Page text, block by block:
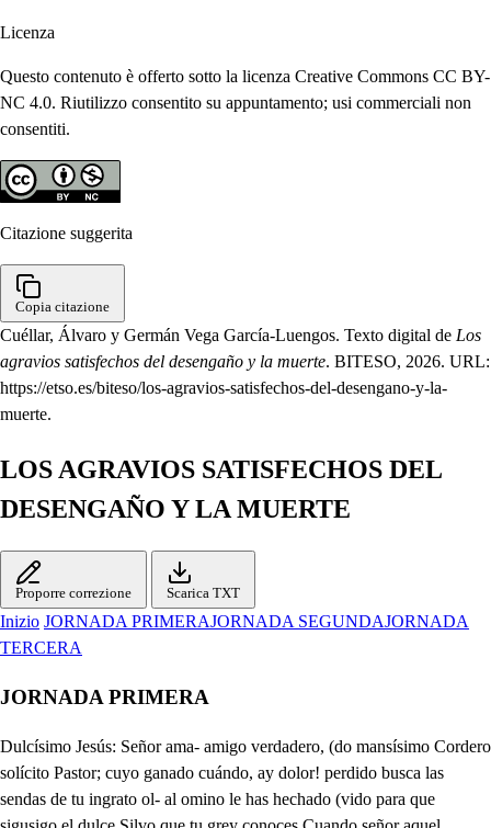
Licenza
Questo contenuto è offerto sotto la licenza Creative Commons CC BY-
NC 4.0. Riutilizzo consentito su appuntamento; usi commerciali non
consentiti.
Citazione suggerita
Copia citazione
Cuéllar, Álvaro y Germán Vega García-Luengos. Texto digital de Los
agravios satisfechos del desengaño y la muerte. BITESO, 2026. URL:
https://etso.es/biteso/los-agravios-satisfechos-del-desengano-y-la-
muerte.
LOS AGRAVIOS SATISFECHOS DEL
DESENGAÑO Y LA MUERTE
Proporre correzione Scarica TXT
Inizio JORNADA PRIMERAJORNADA SEGUNDAJORNADA
TERCERA
JORNADA PRIMERA
Dulcísimo Jesús: Señor ama- amigo verdadero, (do mansísimo Cordero solícito Pastor; cuyo ganado cuándo, ay dolor! perdido busca las sendas de tu ingrato ol- al omino le has hechado (vido para que sigusigo el dulce Silvo que tu grey conoces Cuando señor aquel Festivo día a esta mírmatuya Compañía sollí de llegilenque con voz decente alabe, y glor sqme eternamente la gran mi sencordia que has usado con quién en nada merecerla pudo? Pero si de esos Celestiales Coros los himnos, y los cánticos sonoros que eternamente tu deidad pre- escasamente explican (dican tu infinita bondad, y tu grandeza que puedo yo esperar de mi rudeza? Alábate tú pues! quién eres sea tu mayor alabanza; y por tus perfecciones las cultas, y las bárbaras Naciones desde la tumba de la nochefría, hasta las puertas cándidas del día con amoroso espanto tu nombre adoren, y publiquen Mas ay dolor! hay penar (Santo. que en continda cadena el Alma me aprisiona, y para ser mortal se perficciona; o que fiero martirio es del Alma, Señor, que bien te ver el torpe delirio; (quiere, en que viven (mal dije) en que mueren tal numero, sin número de gentes solo en ser contrati, no di erentes, como en el Mundo viven? Ya los que el baño celestial reciben del Sagrado Bautismo, del ciego barbarismo, sino apruebanlas obras las imira. Y de la Antoro a dela Fesagrada tan tivia está la liz, tan apagada, que los pueblos (ristianos sino lo son, partón de paganos. Y las obras, que aan de pregonar la lev, Ya que vivían son el más cierto indit de que su Dios en ellos o su vicio. Pues qué diré, Señor cuando el dese que en la mitad de azón poseo de tu mabar de tu deba asglorio me tueá la memoria La ignorancia, el error, la idolatria en que viven, o mueren aporfía tantas Naciones, tantas al mas tuyas. como pueblan los llenos de ese Mundo solo para obras buenas infecundo Que aquellas Almas, ay Señor que fueron aliento de tu espíritu sagrado, y objecto de tu amor, y de tú agrado, y para ser, se hicieron reparo de las Sillas que perdiero Los ingratos espíritus: que esas, con bárbaros ejemplos dediquen Aras, edifique Teplos; quemen Aromas; y consagren Cul- (tos a sacrílegos bultos del infernal Dragón que disfrazado en famas mil, que aún la razón condena, pide ser adorado, y lo consigue; hay pena; con infinitos daños de tantas Almas, como tiene en- gaños. Segunda vez no en agua, en fuego sí, de más ardientefra- gua como siempre será, y es, el pecado, el Mundo está anegado. No mira el Solen su veloz carrera ni el Mar baña rivera, ni peina e Viento pluma, ni pez corta en la Mar la blanca espuma, donde mires, Señor, iminaculado el corazón del hombre que has criado. Pues en que a de parar tal desvarío? o se ha de llegar tiempo, Señor mío en que abiertos los ojos llore el hombre su mal, y tus enojos? Ase ahorado, o quiede el Occeano infinil que procede de tus misericordias? da depon el Arco conque tiras tu rigor las viras, Soñor el Arco de concordias on Flechas de Amor, y de dul- curas; penetra el corazón de tus criatu ras. Arda el Mundo en tu Amor, el pecho humano, un volcán sea de tu gaero fuego, abra los ojos el que yerra ciego, adore firme el que procende vano. Nazcan flores diviras, donde brota van ásperas espinas, sople suave el céfiro templado donde bramaya el Aquisón habrado; y las iras del Mar embravecidas, miremos convertidas, en riquisimas fuentes de llanto de unos ojos penitentes. Lleguese el tiempo, pues, el Mu- do goce en tanta desventura, de Ventura. Cese una vida tan profana, y Vana. Cómo entre engaños la entre- Tiene. (tiene, y Cuando esta gente desterrada. Errada. Ah de vivir apercevida. Vida. Si hoy amas males se apercive, y Vive: Quieres Señor borrar el nombre Al Hombre. Para su desconsuelo, en este En este suelo. Parece que mis voces mene- voca el ano en esa roca, o con ellas Cosa se entro ̱u . Ventura vana tiene, errada vida vive el hombre en este suelo, ay de mí! Quién oyó. Yo. n. Válgame el Cielo. La vana gloria de la vanatio No sé que por mi apasad ni sé qué impulso secreto en el corazón me pone un saberano consuelo. Quién será aqueste prodigo aqueste milagro bello, que el corazón me a robado como antiguo, y como nuevo n. Parece que con su vista se han llegado a mis deseos, una segura esperanza, con un celestial sosiego. Qué modestia, y que dona que compostura, y que aseos, que honestidad tan oarbosa, y que beldad tan del Cielo. Si el era quien a mis voces le repetía los ecos? Gran ventura si unos fueran de los dos los pensamientos. Sin duda fueren sus voces, las que las mía liguieron; gran dicha siba los dos fueran concordes lo instrumentos. Quisier hablarle, y las ve me las detiene el respeto. Quisidia hablarla, y lo dudo arrolose, y no me atrevo. Sacallo falto a lo urbano, si hable esojo al silencio, o me ve Ella use deja, ce s hacer? valo ame el Ciel le tendrela: gran Brod mbro bello, dulce encanto, grande enigma, belo hermoso, que muestra, y que oculta un Cielo. Beldad cuvos explendores, (hijos en fin de un gran fuego) ciegan la vista, y apagan los más vivos pensamientos. Nuevo milagro en el Mundo, aunque abras de ser por serlo; como milagro, admirada, y inquirido como nuevo. Tú que con arte escondido sabes unir los extremos del donaire, y la modestia, de la virtud, y el cortejo. Quién eres? que aunque quien eres con verte estoy conociendo el saber decirlo, solo a ti es concedido hacerlo. No me respondéis? Gran Duque. A pártate ahora necio. Solo este Duque Cartujo trata al Placer con despego. No habláis? Pues por estas pocas, (no tiene un guijarro menos) que si se esconde el Placer? Ea cese ya el silencio. Hombra de la mala trampa, que debes sosún sospecho de ser hijo de la sombra, pues del Plaber que risueño te busca, huyo y buscas a quien ni el retro te avuelto. Lo que estás viendo preguntas, eres tú como el enfermo que al Doctor le preguntaya señor me duele el gergüero Si ella por torl junzara, vaya con Dios, fuera monos, porque encubres me advandeza de aquese cuerpo que mentiras dice un sastre; que hace preguntas un necio, que suspiros da una Morja, que dice una vieja cuentos, que tiene un rico quejosos, y que un linajudo abuelos. Porque lo primero eres Valenciano Caballero, que no hay más que ser, después de haber sido Padre Eterno. Eres Duque de Gandia, Marqués de Lomvay Excelso, Trece del Orden Ilustre, del Santo Apostol Gallego. Menino un tiempo en Palacio; Virrey glorioso, otro tiempo Catalán: y sobretodo que en ese invencible pecho la sangre del guinto Carlos, sus glorias está latiendo, eres en fin. No prosigas Flacer, que dejas de serlo, y pasas ha adulación. Hay más donoso embeleco? Dígame Doña Melindre quién la mete a usted en eso? Pregúntale este otro, y calla, y viene adarme consejos, Vete, pues. que me replace, no hemos de reñir por ello; digo que me voy, y digo que voy a acabar el cuento en casa de uno que ha dado en que es grande Caballero, y si él se enojaré digan que yo soy el majadero. Es posible que no alcancen por cortesta mis ruegos que merespondáis? sin duda incluye grande misterio en vos, o ermirgras se enigma, tan desviado sinci Ea po En vano intentas señor lograr tus deseos, porque no ha de responderte. Saber la ocasión deseo. La pregunta es que le haces, Pues qué tiene? Por que siendo que te diga quien es, tiene propósito firme hecho de no hablar de si dejando a que sus procedimientos sean la voz que publiquen el milagroso Portento. Y el soberano prodigio que en ella a incluido el Cielo a tus ojos, pues pregunta lo que miraren, y en ellos tendrás el seguro informe que pretendes, advirtiendo; que sus obras no has de verlas con el sentido grosero de los ojos de este Mundo; sino en el puro reflejo que reverberán miradas en los Cristales del Cielo. Es como el Sol, cuyos rayos aunque de influencias llenos entrega al Mundora su vista nunca quieres concederlos, Y si en el Cristal concede, una breve sombra de ellos, es por ser del Desengaño, sin bolo claro el espejo. Con tus voces Desengaño, llenas de tantos misterios, han desmayado, y crecido, mis esperanzas a un tiempo. Porque quien de tal milagro no querrá ver los secretos, y quien tan clara la vista puede tener para verlos. Pero supuesto que tú, tan informado, y tan diestro estas en quien es, que de ella, hablas con tan grande acier A ti Desengaño, a ti, con mi pretensión apelo; sácame de dudas tantas, Arelo, señor, arelo, escucha pues. No prosigas, que serán tus voces riesgo donde la Humildad peligre, Humildad amiga. El Cielo Compañía de Jesús te guarde. Saber deseo. Dónde vas? Vengo por ti. Qué me quieres? Qué te quiero? Sígueme, Dónde me llevas? Segura vas. Yo lo creo, pero estaba aquí gustosa. Suele ser dulce el veneno? No te entiendo. No lo extraño. Tuya soy. Asilo creo? y por eso estas segura, Gran señor oisarde os el Cielo Desengaño, cua me enseñas de lo que he visto? Al momento señor; que de sus costumbres, te quise harler un diseño. Humildad que desde niña es a contiduo Maestro se la llevó rosplando con pruden somo acuerdo, que su Humildad peligraba si escuchaba sus empleos, Gran prudencia; Pasma a el Mundo. Rara obediencia; Es portento. Gran prevención; Es milagro. Fortaleza grande! ̱. Es cierto. Responde pues a mi duda, que es mayor cuanto más veo. Digo señor: si es que puede decirse lo que es inmenso, Esta hermosura divina gran señor, que como hechizo por los ojos se te ha entrado a robarte tus sentidos. Compañía de Jesús, es su nombre, peregrino consejo de su Gran Padre, que conociendo advertido. Ser obra del Cielo toda, prudentemente; no quiso, que a obra celestial, se dieran terrenales a pellidos. Derogándole los fueros al común usado estilo del nacer nació, Gigante, gran don del Cielo que quiso, Anunciarla, y defenderla de un en vidiose peligro, conque al nacer la esperaban, o la emulación, eel vicio. Apenas dos Lustoos tiene; pero en ellos a inclado. (siendo su veldad sus obras) belleza de muchos siglo Es un Sol, es una Luna, es un Fénix, es un Rob, es una Trompa, unas bira que al Mundo, del Cien vino. Y como slamantes suelen los rayos recién nac